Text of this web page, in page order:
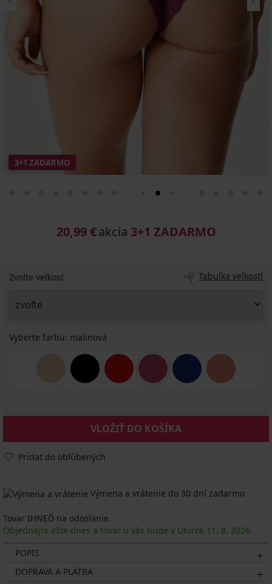
3+1 ZADARMO
20,99 €akcia 3+1 ZADARMO
Zvoľte veľkosť Tabuľka veľkostí
Vyberte farbu: malinová
VLOŽIŤ DO KOŠÍKA
Pridať do obľúbených
Výmena a vrátenie do 30 dní zadarmo
Tovar IHNEĎ na odoslanie.
Objednajte ešte dnes a tovar u vás bude v Utorok 11. 8. 2026
POPIS
DOPRAVA A PLATBA